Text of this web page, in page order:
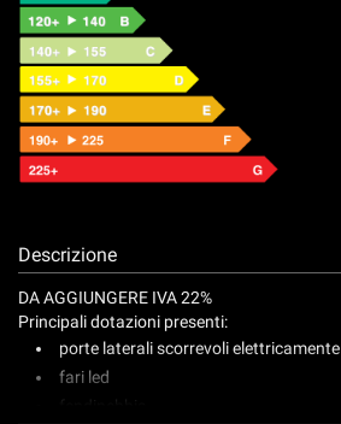
Descrizione
DA AGGIUNGERE IVA 22%
Principali dotazioni presenti:
porte laterali scorrevoli elettricamente
fari led